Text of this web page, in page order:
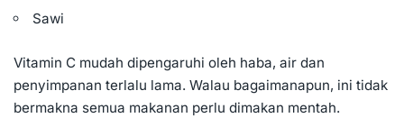
Sawi
Vitamin C mudah dipengaruhi oleh haba, air dan
penyimpanan terlalu lama. Walau bagaimanapun, ini tidak
bermakna semua makanan perlu dimakan mentah.